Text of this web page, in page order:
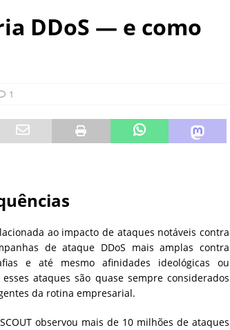
a autonomia da IA se torna um risco
NOTÍCIAS
DDoS — e como
1
ao impacto de ataques notáveis contra
de ataque DDoS mais amplas contra
e até mesmo afinidades ideológicas ou
ataques são quase sempre considerados
da rotina empresarial.
observou mais de 10 milhões de ataques